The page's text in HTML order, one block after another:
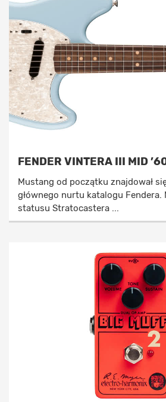
FENDER VINTERA III MID
Mustang od początku znajdował
głównego nurtu katalogu Fendera.
statusu Stratocastera ...